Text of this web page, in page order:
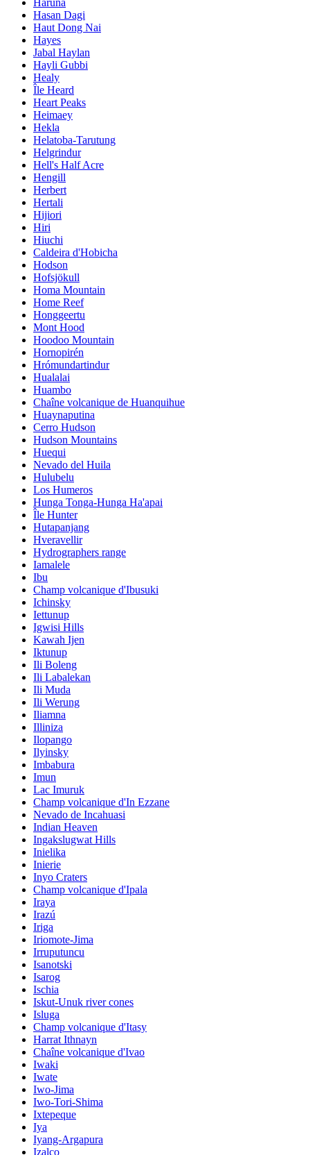
Hasan Dagi
Haut Dong Nai
Hayes
Jabal Haylan
Hayli Gubbi
Healy
Île Heard
Heart Peaks
Heimaey
Hekla
Helatoba-Tarutung
Helgrindur
Hell's Half Acre
Hengill
Herbert
Hertali
Hijiori
Hiri
Hiuchi
Caldeira d'Hobicha
Hodson
Hofsjökull
Homa Mountain
Home Reef
Honggeertu
Mont Hood
Hoodoo Mountain
Hornopirén
Hrómundartindur
Hualalai
Huambo
Chaîne volcanique de Huanquihue
Huaynaputina
Cerro Hudson
Hudson Mountains
Huequi
Nevado del Huila
Hulubelu
Los Humeros
Hunga Tonga-Hunga Ha'apai
Île Hunter
Hutapanjang
Hveravellir
Hydrographers range
Iamalele
Ibu
Champ volcanique d'Ibusuki
Ichinsky
Iettunup
Igwisi Hills
Kawah Ijen
Iktunup
Ili Boleng
Ili Labalekan
Ili Muda
Ili Werung
Iliamna
Illiniza
Ilopango
Ilyinsky
Imbabura
Imun
Lac Imuruk
Champ volcanique d'In Ezzane
Nevado de Incahuasi
Indian Heaven
Ingakslugwat Hills
Inielika
Inierie
Inyo Craters
Champ volcanique d'Ipala
Iraya
Irazú
Iriga
Iriomote-Jima
Irruputuncu
Isanotski
Isarog
Ischia
Iskut-Unuk river cones
Isluga
Champ volcanique d'Itasy
Harrat Ithnayn
Chaîne volcanique d'Ivao
Iwaki
Iwate
Iwo-Jima
Iwo-Tori-Shima
Ixtepeque
Iya
Iyang-Argapura
Izalco